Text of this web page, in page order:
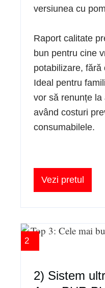
versiunea cu
Raport calitate
bun pentru cine
potabilizare, fără
Ideal pentru
vor să renunțe
având costuri
consumabilele.
Vezi pretul
2
2) Sistem